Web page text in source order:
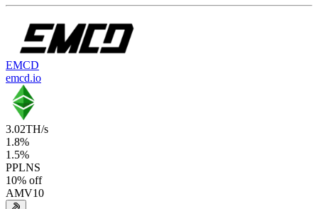
EMCD
emcd.io
3.02TH/s
1.8%
1.5%
PPLNS
10% off
AMV10